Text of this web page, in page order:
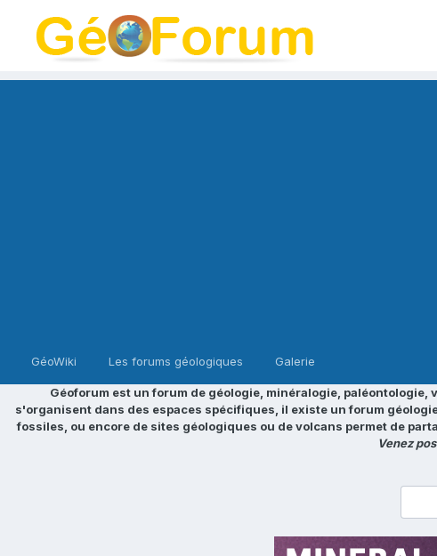
GéoWiki Les forums géologiques Galerie
Géoforum est un forum de géologie, minéralogie,
s'organisent dans des espaces spécifiques, il existe un forum
fossiles, ou encore de sites géologiques ou de volcans permet de
Venez